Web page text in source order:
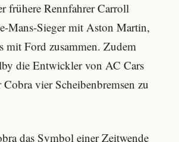
frühere Rennfahrer Carroll
Mans-Sieger mit Aston Martin,
mit Ford zusammen. Zudem
die Entwickler von AC Cars
vier Scheibenbremsen zu
das Symbol einer Zeitwende